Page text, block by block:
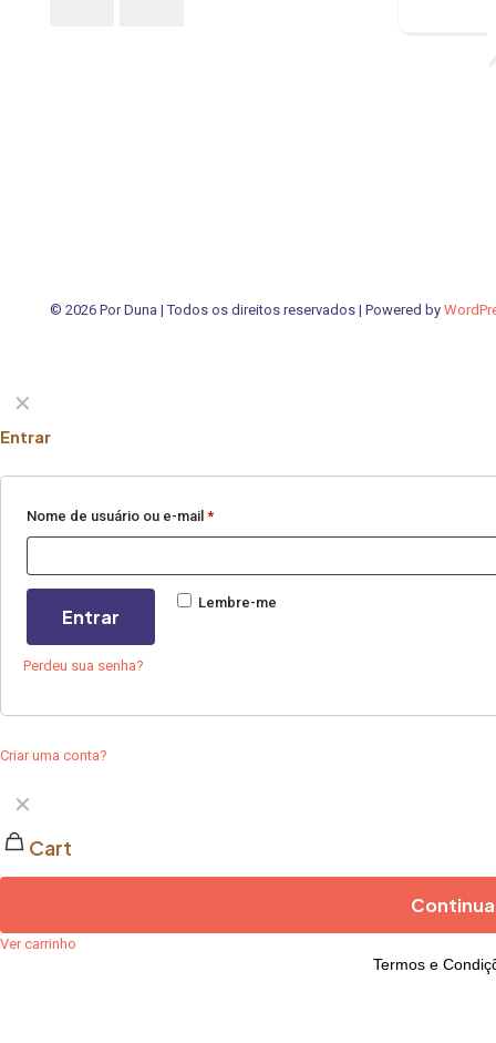
© 2026 Por Duna | Todos os direitos reservados | Powered by
✕
Entrar
Nome de usuário ou e-mail *
Lembre-me
Entrar
Perdeu sua senha?
Criar uma conta?
✕
Cart
Ver carrinho
Termos e